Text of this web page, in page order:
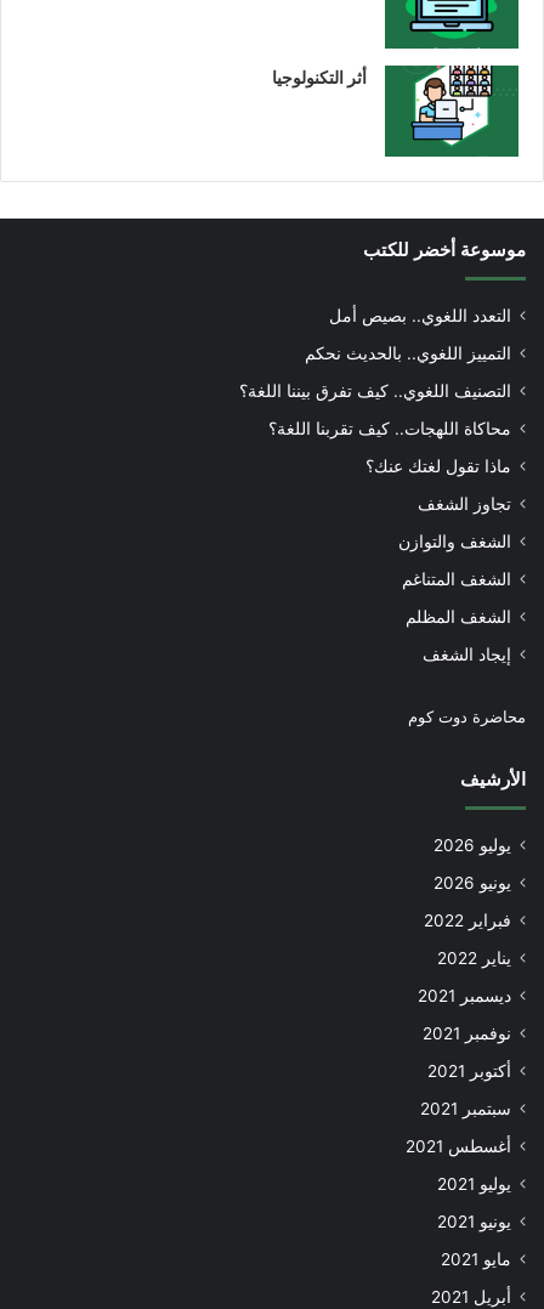
أثر التكنولوجيا
موسوعة أخضر للكتب
التعدد اللغوي.. بصيص أمل
التمييز اللغوي.. بالحديث نحكم
التصنيف اللغوي.. كيف تفرق بيننا اللغة؟
محاكاة اللهجات.. كيف تقربنا اللغة؟
ماذا تقول لغتك عنك؟
تجاوز الشغف
الشغف والتوازن
الشغف المتناغم
الشغف المظلم
إيجاد الشغف
محاضرة دوت كوم
الأرشيف
يوليو 2026
يونيو 2026
فبراير 2022
يناير 2022
ديسمبر 2021
نوفمبر 2021
أكتوبر 2021
سبتمبر 2021
أغسطس 2021
يوليو 2021
يونيو 2021
مايو 2021
أبريل 2021